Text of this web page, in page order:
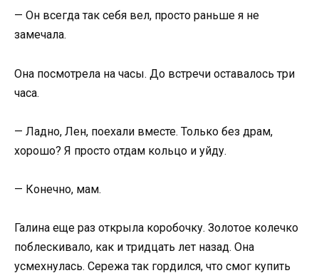
— Он всегда так себя вел, просто раньше я не
замечала.
Она посмотрела на часы. До встречи оставалось три
часа.
— Ладно, Лен, поехали вместе. Только без драм,
хорошо? Я просто отдам кольцо и уйду.
— Конечно, мам.
Галина еще раз открыла коробочку. Золотое колечко
поблескивало, как и тридцать лет назад. Она
усмехнулась. Сережа так гордился, что смог купить